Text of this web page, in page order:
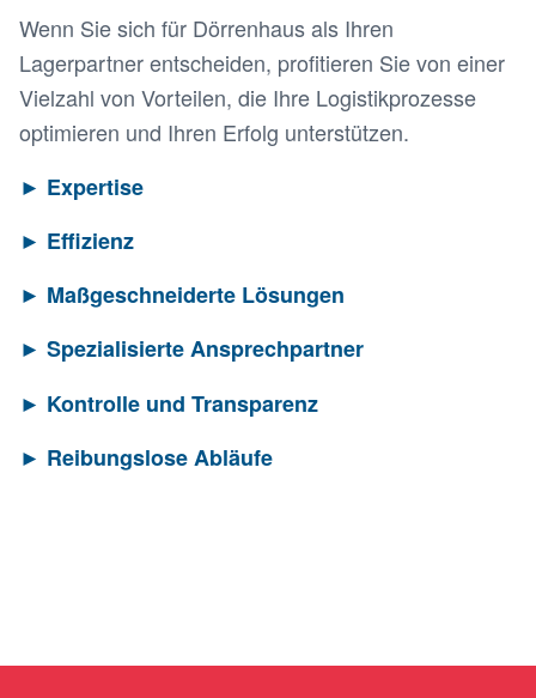
Wenn Sie sich für Dörrenhaus als Ihren
Lagerpartner entscheiden, profitieren Sie von einer
Vielzahl von Vorteilen, die Ihre Logistikprozesse
optimieren und Ihren Erfolg unterstützen.
► Expertise
► Effizienz
► Maßgeschneiderte Lösungen
► Spezialisierte Ansprechpartner
► Kontrolle und Transparenz
► Reibungslose Abläufe